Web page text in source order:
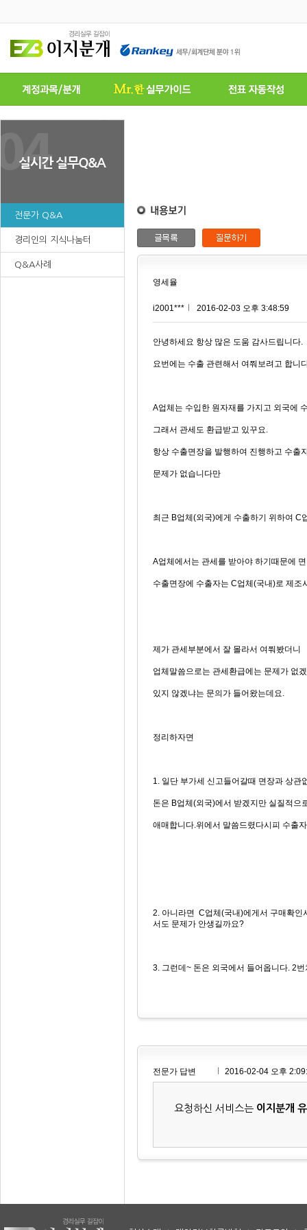
전문가 Q&A
경리인의 지식나눔터
Q&A사례
영세율
i2001*** 2016-02-03 오후 3:48:59
안녕하세요 항상 많은 도움 감사드립니다.
요번에는 수출 관련해서 여쭤보려고 합니
A업체는 수입한 원자재를 가지고 외국에
그래서 관세도 환급받고 있꾸요.
항상 수출면장을 발행하여 진행하고 수출
문제가 없습니다만
최근 B업체(외국)에게 수출하기 위하여 C
A업체에서는 관세를 받아야 하기때문에
수출면장에 수출자는 C업체(국내)로 제조
제가 관세부분에서 잘 몰라서 여쭤봤더니
업체말씀으로는 관세환급에는 문제가 없
있지 않겠냐는 문의가 들어왔는데요.
정리하자면
1. 일단 부가세 신고들어갈때 면장과 상
돈은 B업체(외국)에서 받겠지만 실질적으
애매합니다.위에서 말씀드렸다시피 수출
2. 아니라면 C업체(국내)에게서 구매확인
서도 문제가 안생길까요?
3. 그런데~ 돈은 외국에서 들어옵니다. 2
전문가 답변 2016-02-04 오후
요청하신 서비스는 이지분개